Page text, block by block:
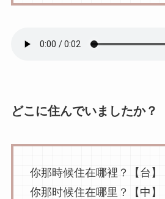
どこに住んでいましたか？
你那時候住在哪裡？【台】
你那时候住在哪里？【中】